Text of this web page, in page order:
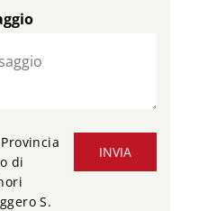
INVIA
di
S.